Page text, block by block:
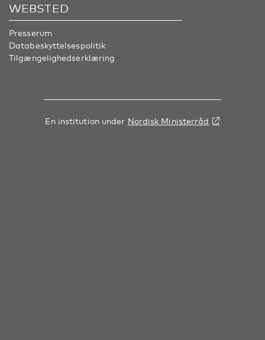
WEBSTED
Presserum
Databeskyttelsespolitik
Tilgængelighedserklæring
En institution under Nordisk Ministerråd